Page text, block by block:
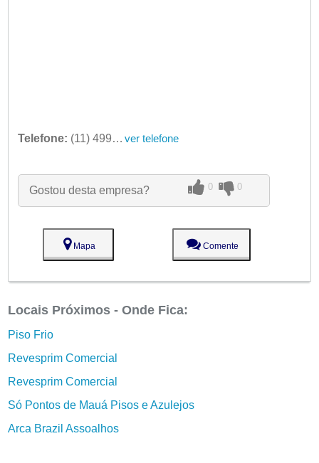
Telefone: (11) 4997-6233 ver telefone
Gostou desta empresa? 0 0
Mapa Comente
Locais Próximos - Onde Fica:
Piso Frio
Revesprim Comercial
Revesprim Comercial
Só Pontos de Mauá Pisos e Azulejos
Arca Brazil Assoalhos